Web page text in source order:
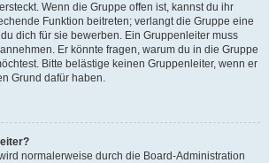
Wenn die Gruppe offen ist, kannst du ihr
Funktion beitreten; verlangt die Gruppe eine
dich für sie bewerben. Ein Gruppenleiter muss
Er könnte fragen, warum du in die Gruppe
Bitte belästige keinen Gruppenleiter, wenn er
Grund dafür haben.
normalerweise durch die Board-Administration